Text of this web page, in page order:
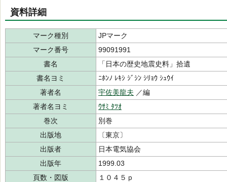
資料詳細
マーク種別
JPマーク
マーク番号
99091991
書名
「日本の歴史地震史料」拾遺
書名ヨミ
ﾆﾎﾝﾉ ﾚｷｼ ｼﾞｼﾝ ｼﾘｮｳ ｼｭｳｲ
著者名
宇佐美龍夫 ／編
著者名ヨミ
ｳｻﾐ ﾀﾂｵ
巻次
別巻
出版地
〔東京〕
出版者
日本電気協会
出版年
1999.03
頁数・図版
１０４５ｐ